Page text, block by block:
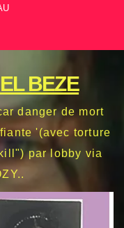
BEZE
danger de mort
'(avec torture
par lobby via